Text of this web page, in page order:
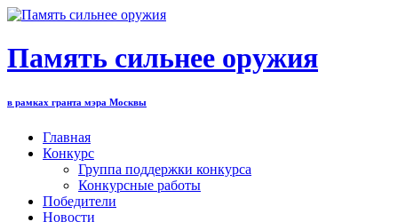
Перейти
содержимому
Память сильнее оружия
в рамках гранта мэра Москвы
Главная
Конкурс
Группа поддержки конкурса
Конкурсные работы
Победители
Новости